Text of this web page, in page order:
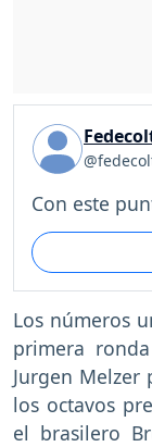
Con este
Los números
primera
Jurgen
los octavos
el brasilero